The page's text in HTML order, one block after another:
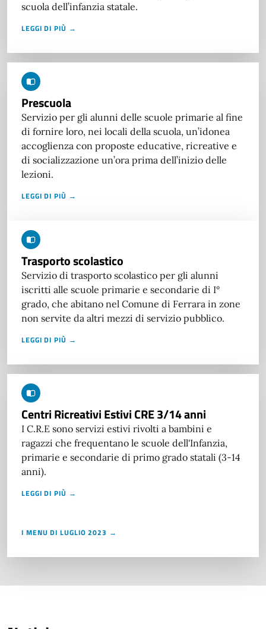
scuola dell’infanzia statale.
LEGGI DI PIÙ →
Prescuola
Servizio per gli alunni delle scuole primarie al fine
di fornire loro, nei locali della scuola, un’idonea
accoglienza con proposte educative, ricreative e
di socializzazione un’ora prima dell’inizio delle
lezioni.
LEGGI DI PIÙ →
Trasporto scolastico
Servizio di trasporto scolastico per gli alunni
iscritti alle scuole primarie e secondarie di I°
grado, che abitano nel Comune di Ferrara in zone
non servite da altri mezzi di servizio pubblico.
LEGGI DI PIÙ →
Centri Ricreativi Estivi CRE 3/14 anni
I C.R.E sono servizi estivi rivolti a bambini e
ragazzi che frequentano le scuole dell'Infanzia,
primarie e secondarie di primo grado statali (3-14
anni).
LEGGI DI PIÙ →
I MENU DI LUGLIO 2023 →